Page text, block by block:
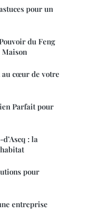
pour un
du Feng
cœur de votre
Parfait pour
: la
pour
entreprise